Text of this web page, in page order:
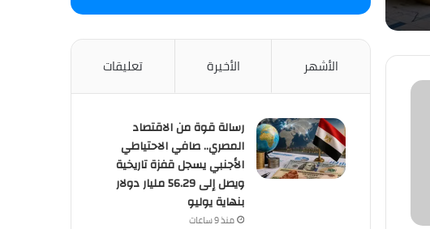
الأشهر الأخيرة تعليقات
رسالة قوة من الاقتصاد
المصري.. صافي الاحتياطي
الأجنبي يسجل قفزة تاريخية
ويصل إلى 56.29 مليار دولار
بنهاية يوليو
منذ 9 ساعات